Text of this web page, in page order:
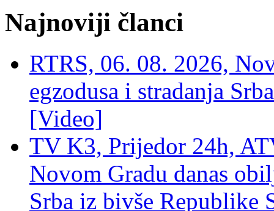
Najnoviji članci
RTRS, 06. 08. 2026,
egzodusa i stradanja
[Video]
TV K3, Prijedor 24h,
Novom Gradu danas
Srba iz bivše Republike